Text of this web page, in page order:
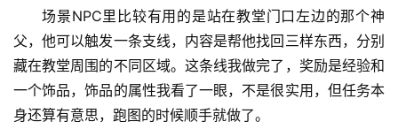
场景NPC里比较有用的是站在教堂门口左边的那个神
父，他可以触发一条支线，内容是帮他找回三样东西，分别
藏在教堂周围的不同区域。这条线我做完了，奖励是经验和
一个饰品，饰品的属性我看了一眼，不是很实用，但任务本
身还算有意思，跑图的时候顺手就做了。